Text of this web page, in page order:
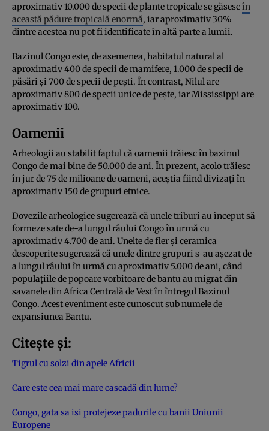
aproximativ 10.000 de specii de plante tropicale se găsescîn
această pădure tropicală enormă, iar aproximativ 30%
dintre acestea nu pot fi identificate în altă parte a lumii.
Bazinul Congo este, de asemenea, habitatul natural al
aproximativ 400 de specii de mamifere, 1.000 de specii de
păsări și 700 de specii de pești. În contrast, Nilul are
aproximativ 800 de specii unice de pește, iar Mississippi are
aproximativ 100.
Oamenii
Arheologii au stabilit faptul că oamenii trăiesc în bazinul
Congo de mai bine de 50.000 de ani. În prezent, acolo trăiesc
în jur de 75 de milioane de oameni, aceștia fiind divizați în
aproximativ 150 de grupuri etnice.
Dovezile arheologice sugerează că unele triburi au început să
formeze sate de-a lungul râului Congo în urmă cu
aproximativ 4.700 de ani. Unelte de fier și ceramica
descoperite sugerează că unele dintre grupuri s-au așezat de-
a lungul râului în urmă cu aproximativ 5.000 de ani, când
populațiile de popoare vorbitoare de bantu au migrat din
savanele din Africa Centrală de Vest în întregul Bazinul
Congo. Acest eveniment este cunoscut sub numele de
expansiunea Bantu.
Citește și:
Tigrul cu solzi din apele Africii
Care este cea mai mare cascadă din lume?
Congo, gata sa isi protejeze padurile cu banii Uniunii
Europene